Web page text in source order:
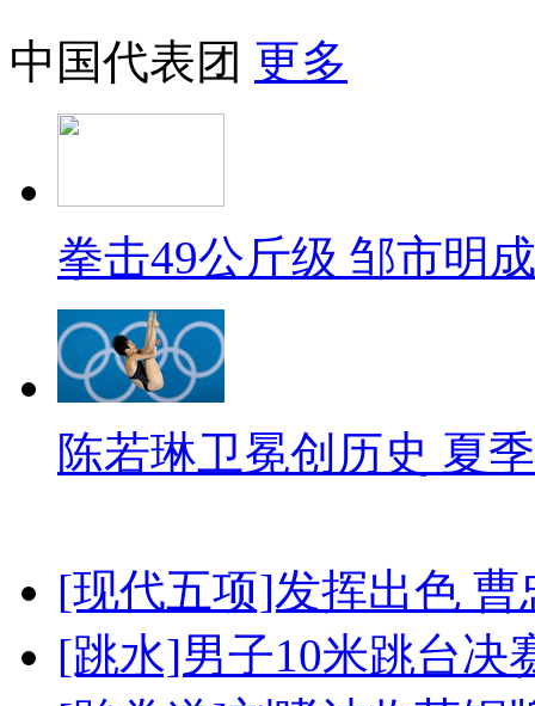
中国代表团 更多
拳击49公斤级 邹市明
陈若琳卫冕创历史 夏
[现代五项]发挥出色
[跳水]男子10米跳台决